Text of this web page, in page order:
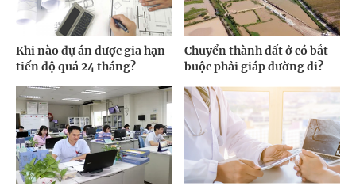
Khi nào dự án được gia hạn
tiến độ quá 24 tháng?
Chuyển thành đất ở có bắt
buộc phải giáp đường đi?